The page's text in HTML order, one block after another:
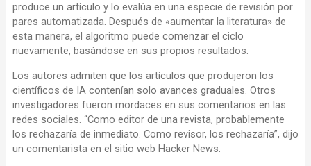
produce un artículo y lo evalúa en una especie de revisión por
pares automatizada. Después de «aumentar la literatura» de
esta manera, el algoritmo puede comenzar el ciclo
nuevamente, basándose en sus propios resultados.
Los autores admiten que los artículos que produjeron los
científicos de IA contenían solo avances graduales. Otros
investigadores fueron mordaces en sus comentarios en las
redes sociales. “Como editor de una revista, probablemente
los rechazaría de inmediato. Como revisor, los rechazaría”, dijo
un comentarista en el sitio web Hacker News.